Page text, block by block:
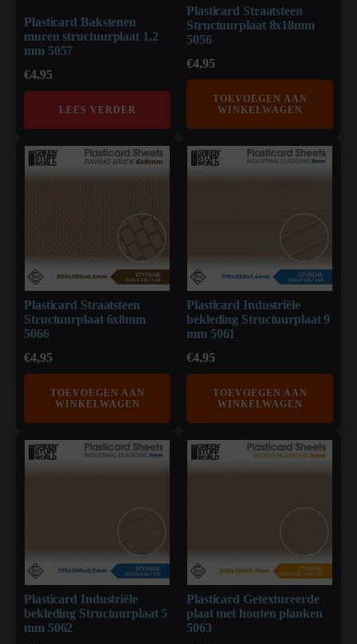
Plasticard Bakstenen
muren structuurplaat 1,2
mm 5057
€4,95
LEES VERDER
Plasticard Straatsteen
Structuurplaat 8x18mm
5056
€4,95
TOEVOEGEN AAN
WINKELWAGEN
Plasticard Straatsteen
Structuurplaat 6x8mm
5066
€4,95
TOEVOEGEN AAN
WINKELWAGEN
Plasticard Industriële
bekleding Structuurplaat 9
mm 5061
€4,95
TOEVOEGEN AAN
WINKELWAGEN
Plasticard Industriële
bekleding Structuurplaat 5
mm 5062
Plasticard Getextureerde
plaat met houten planken
5063